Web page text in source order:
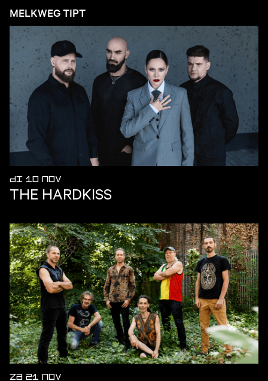
MELKWEG TIPT
DI 10 NOV
THE HARDKISS
ZA 21 NOV